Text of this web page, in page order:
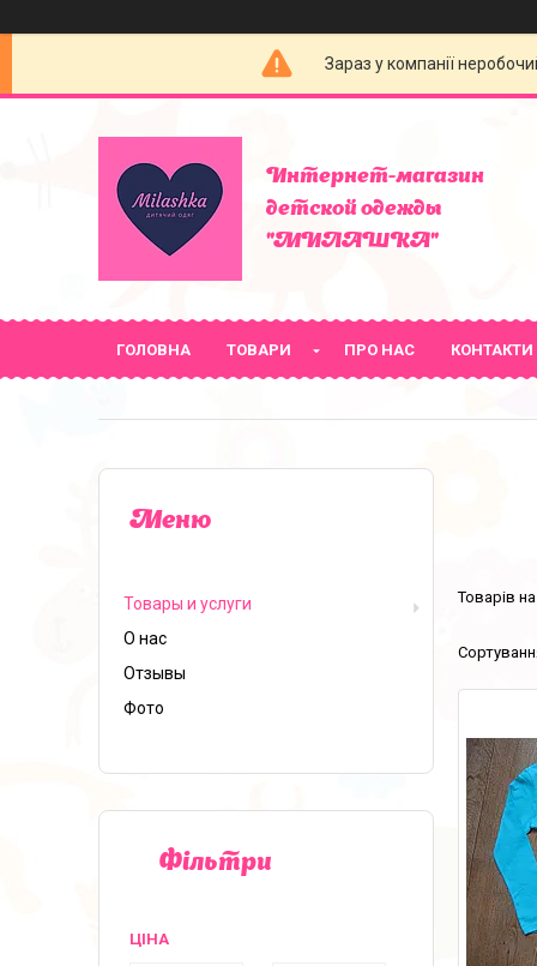
Зараз у компанії
Интернет-магазин
детской одежды
"МИЛАШКА"
ГОЛОВНА ТОВАРИ ПРО НАС КОНТАКТИ
Товары и услуги
О нас
Отзывы
Фото
Фільтри
ЦІНА